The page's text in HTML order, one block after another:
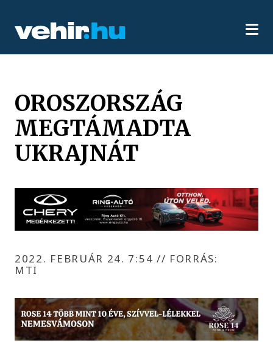
OROSZORSZÁG
MEGTÁMADTA
UKRAJNÁT
2022. FEBRUÁR 24. 7:54 // FORRÁS:
MTI